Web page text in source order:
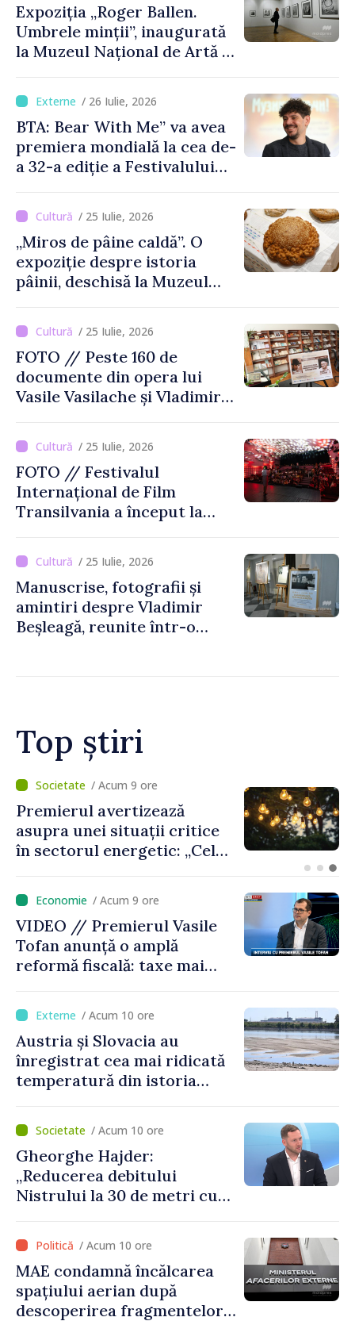
Expoziția „Roger Ballen.
Umbrele minții”, inaugurată
la Muzeul Național de Artă al
/ 26 Iulie, 2026
BTA: Bear With Me” va avea
premiera mondială la cea de-
a 32-a ediție a Festivalului
august
/ 25 Iulie, 2026
„Miros de pâine caldă”. O
expoziție despre istoria
pâinii, deschisă la Muzeul
Moldovei
/ 25 Iulie, 2026
FOTO // Peste 160 de
documente din opera lui
Vasile Vasilache și Vladimir
Biblioteca Națională
/ 25 Iulie, 2026
FOTO // Festivalul
Internațional de Film
Transilvania a început la
/ 25 Iulie, 2026
Manuscrise, fotografii și
amintiri despre Vladimir
Beșleagă, reunite într-o
Top știri
/ Acum 8 ore
Criza carburanților: Vasile
Tofan anunță că România va
sprijini Republica Moldova
/ Acum 9 ore
VIDEO // Premierul Vasile
Tofan anunță o amplă
reformă fiscală: taxe mai
mari pentru bănci, tutun și
jocurile de noroc
/ Acum 10 ore
Austria și Slovacia au
înregistrat cea mai ridicată
temperatură din istoria
/ Acum 10 ore
Gheorghe Hajder:
„Reducerea debitului
Nistrului la 30 de metri cubi
„catastrofă naturală”
/ Acum 10 ore
MAE condamnă încălcarea
spațiului aerian după
descoperirea fragmentelor